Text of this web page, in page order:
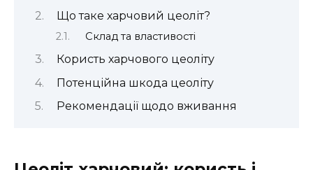
Що таке харчовий цеоліт?
Склад та властивості
Користь харчового цеоліту
Потенційна шкода цеоліту
Рекомендації щодо вживання